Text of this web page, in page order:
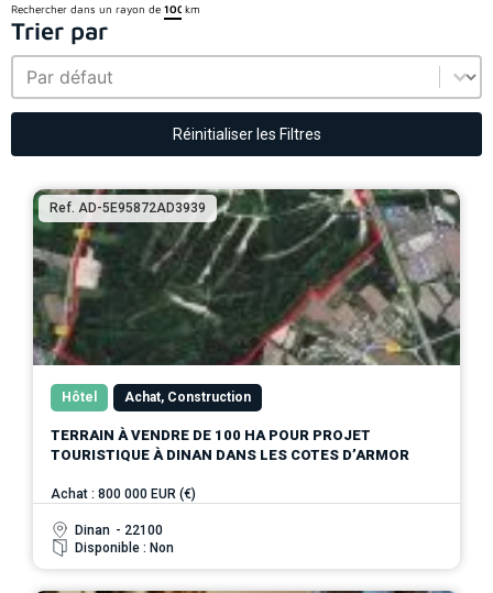
Rechercher dans un rayon de km
Trier par
Trier par
Trier par
Réinitialiser les Filtres
Ref. AD-5E95872AD3939
Hôtel Achat, Construction
TERRAIN À VENDRE DE 100 HA POUR PROJET
TOURISTIQUE À DINAN DANS LES COTES D’ARMOR
Achat : 800 000 EUR (€)
Dinan - 22100
Disponible : Non